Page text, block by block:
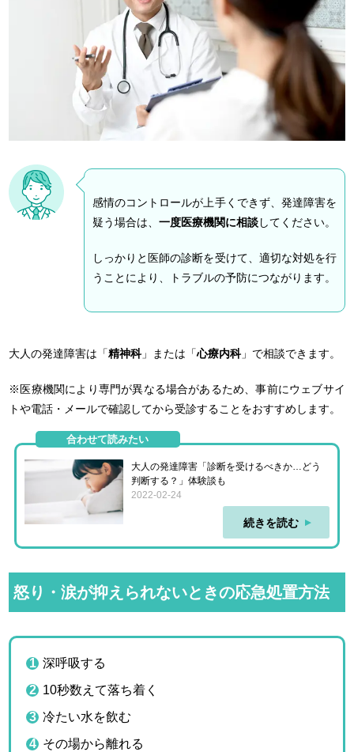
感情のコントロールが上手くできず、発達障害を
疑う場合は、一度医療機関に相談してください。
しっかりと医師の診断を受けて、適切な対処を行
うことにより、トラブルの予防につながります。
大人の発達障害は「精神科」または「心療内科」で相談できます。
※医療機関により専門が異なる場合があるため、事前にウェブサイ
トや電話・メールで確認してから受診することをおすすめします。
合わせて読みたい
大人の発達障害「診断を受けるべきか…どう
判断する？」体験談も
2022-02-24
続きを読む
怒り・涙が抑えられないときの応急処置方法
深呼吸する
10秒数えて落ち着く
冷たい水を飲む
その場から離れる